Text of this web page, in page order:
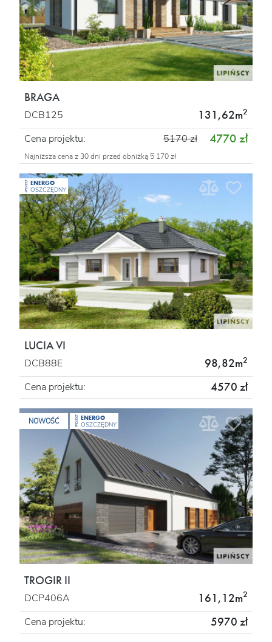
BRAGA
DCB125 131,62m2
Cena projektu: 4770 zł
5170 zł
Najniższa cena z 30 dni przed obniżką 5 170 zł
PROJEKT ENERGO
OSZCZĘDNY
LUCIA VI
DCB88E 98,82m2
Cena projektu: 4570 zł
NOWOŚĆ PROJEKT ENERGO
OSZCZĘDNY
TROGIR II
DCP406A 161,12m2
Cena projektu: 5970 zł